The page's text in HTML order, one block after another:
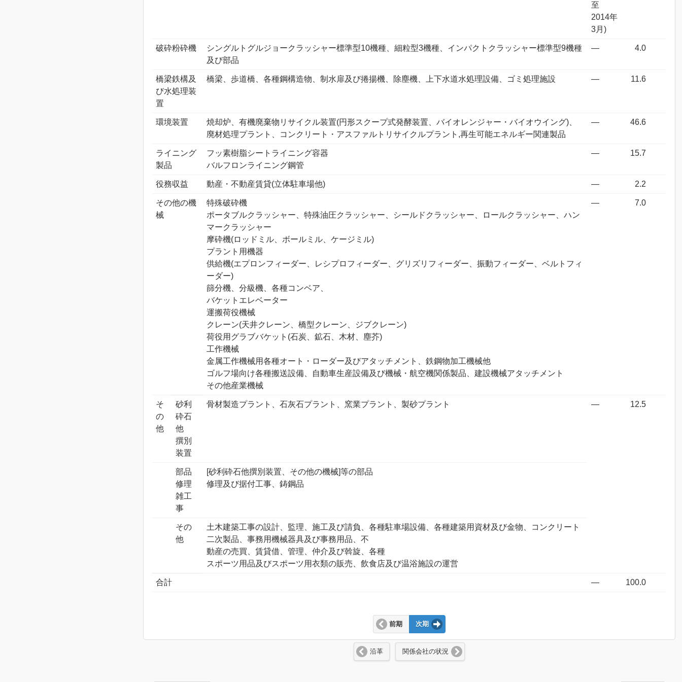
至
2014年
3月)
破砕粉砕機
シングルトグルジョークラッシャー標準型10機種、細粒型3機種、インパクトクラッシャー標準型9機種
及び部品
― 4.0
橋梁鉄構及
び水処理装
置
橋梁、歩道橋、各種鋼構造物、制水扉及び捲揚機、除塵機、上下水道水処理設備、ゴミ処理施設 ― 11.6
環境装置
焼却炉、有機廃棄物リサイクル装置(円形スクープ式発酵装置、バイオレンジャー・バイオウイング)、
廃材処理プラント、コンクリート・アスファルトリサイクルプラント,再生可能エネルギー関連製品
― 46.6
ライニング
製品
フッ素樹脂シートライニング容器
バルフロンライニング鋼管
― 15.7
役務収益 動産・不動産賃貸(立体駐車場他) ― 2.2
その他の機
械
特殊破砕機
ポータブルクラッシャー、特殊油圧クラッシャー、シールドクラッシャー、ロールクラッシャー、ハン
マークラッシャー
摩砕機(ロッドミル、ボールミル、ケージミル)
プラント用機器
供給機(エプロンフィーダー、レシプロフィーダー、グリズリフィーダー、振動フィーダー、ベルトフィ
ーダー)
篩分機、分級機、各種コンベア、
バケットエレベーター
運搬荷役機械
クレーン(天井クレーン、橋型クレーン、ジブクレーン)
荷役用グラブバケット(石炭、鉱石、木材、塵芥)
工作機械
金属工作機械用各種オート・ローダー及びアタッチメント、鉄鋼物加工機械他
ゴルフ場向け各種搬送設備、自動車生産設備及び機械・航空機関係製品、建設機械アタッチメント
その他産業機械
― 7.0
そ
の
他
砂利
砕石
他
撰別
装置
骨材製造プラント、石灰石プラント、窯業プラント、製砂プラント ― 12.5
部品
修理
雑工
事
[砂利砕石他撰別装置、その他の機械]等の部品
修理及び据付工事、鋳鋼品
その
他
土木建築工事の設計、監理、施工及び請負、各種駐車場設備、各種建築用資材及び金物、コンクリート
二次製品、事務用機械器具及び事務用品、不
動産の売買、賃貸借、管理、仲介及び斡旋、各種
スポーツ用品及びスポーツ用衣類の販売、飲食店及び温浴施設の運営
合計 ― 100.0
前期 次期
沿革 関係会社の状況